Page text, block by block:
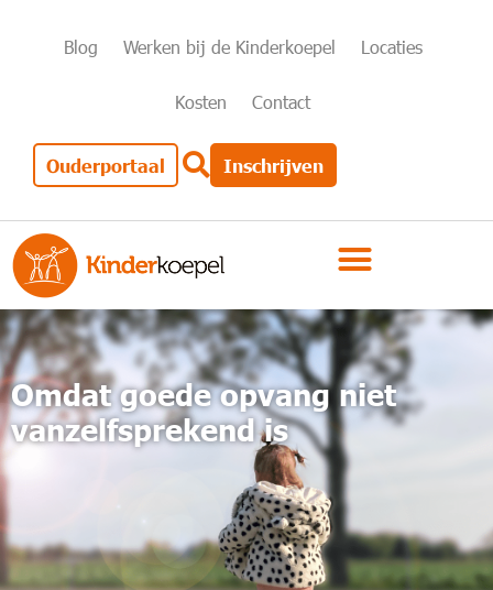
Blog Werken bij de Kinderkoepel Locaties
Kosten Contact
Ouderportaal Inschrijven
Omdat goede opvang niet
vanzelfsprekend is